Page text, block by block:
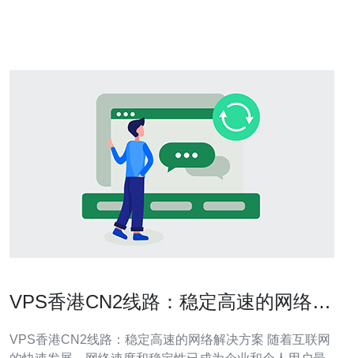
VPS香港CN2线路：稳定高速的网络解
VPS香港CN2线路：稳定高速的网络解决方案 随着互联网